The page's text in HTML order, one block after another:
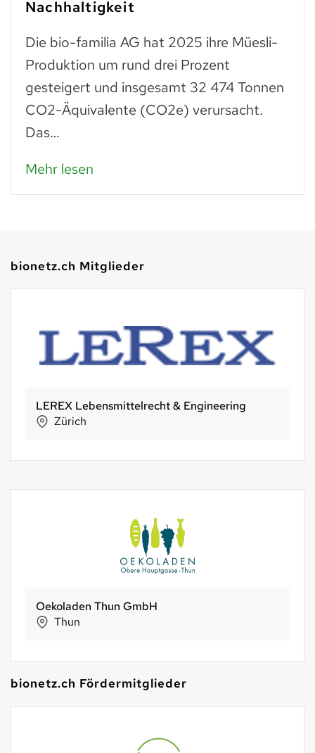
Nachhaltigkeit
Die bio-familia AG hat 2025 ihre Müesli-
Produktion um rund drei Prozent
gesteigert und insgesamt 32 474 Tonnen
CO2-Äquivalente (CO2e) verursacht.
Das…
Mehr lesen
bionetz.ch Mitglieder
Höheners
Basel
biomondo
bionetz.ch Fördermitglieder